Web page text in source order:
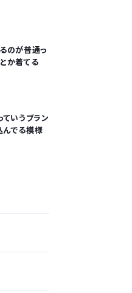
のが普通っ
か着てる
ていうブラン
んでる模様